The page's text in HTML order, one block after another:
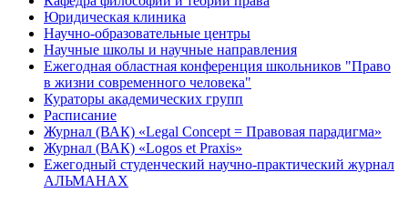
Юридическая клиника
Научно-образовательные центры
Научные школы и научные направления
Ежегодная областная конференция школьников "Право
в жизни современного человека"
Кураторы академических групп
Расписание
Журнал (ВАК) «Legal Concept = Правовая парадигма»
Журнал (ВАК) «Logos et Praxis»
Ежегодный студенческий научно-практический журнал
АЛЬМАНАХ